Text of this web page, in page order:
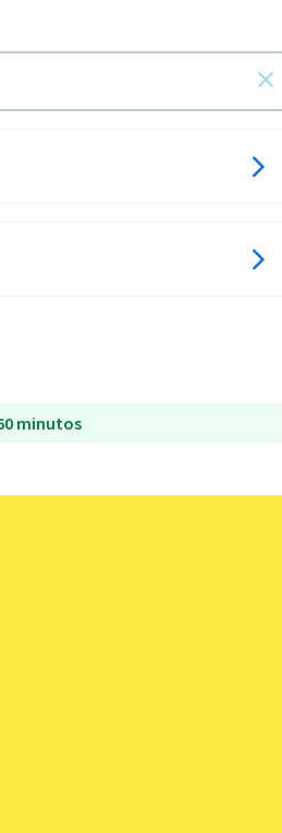
minutos